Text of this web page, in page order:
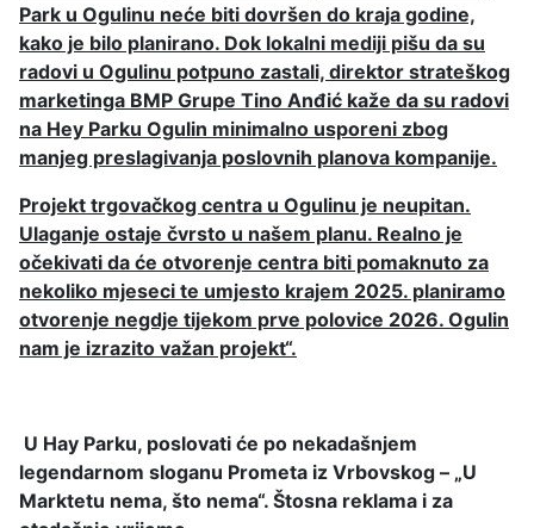
Park u Ogulinu neće biti dovršen do kraja godine,
kako je bilo planirano. Dok lokalni mediji pišu da su
radovi u Ogulinu potpuno zastali, direktor strateškog
marketinga BMP Grupe Tino Anđić kaže da su radovi
na Hey Parku Ogulin minimalno usporeni zbog
manjeg preslagivanja poslovnih planova kompanije.
Projekt trgovačkog centra u Ogulinu je neupitan.
Ulaganje ostaje čvrsto u našem planu. Realno je
očekivati da će otvorenje centra biti pomaknuto za
nekoliko mjeseci te umjesto krajem 2025. planiramo
otvorenje negdje tijekom prve polovice 2026. Ogulin
nam je izrazito važan projekt“.
U Hay Parku, poslovati će po nekadašnjem
legendarnom sloganu Prometa iz Vrbovskog – „U
Marktetu nema, što nema“. Štosna reklama i za